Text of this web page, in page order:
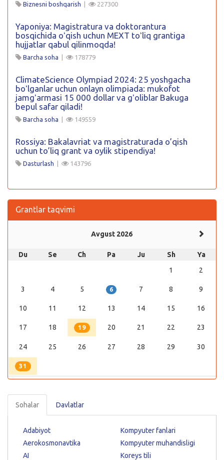
Biznesni boshqarish 227300
Yaponiya: Magistratura va doktorantura
bosqichida oʻqish uchun MEXT toʻliq grantiga
hujjatlar qabul qilinmoqda!
Barcha soha 178779
ClimateScience Olympiad 2024: 25 yoshgacha
boʻlganlar uchun onlayn olimpiada: mukofot
jamgʻarmasi 15 000 dollar va gʻoliblar Bakuga
bepul safar qiladi!
Barcha soha 149559
Rossiya: Bakalavriat va magistraturada o’qish
uchun to’liq grant va oylik stipendiya!
Dasturlash 143796
Grantlar taqvimi
Avgust 2026
Du Se Ch Pa Ju Sh
Ya
1
2
3 4 5 6 7 8 9
10 11 12 13 14 15 16
17 18 19 20 21 22 23
24 25 26 27 28 29 30
31
Sohalar Davlatlar
Adabiyot
Aerokosmonavtika
AI
Kompyuter fanlari
Kompyuter muhandisligi
Koreys tili